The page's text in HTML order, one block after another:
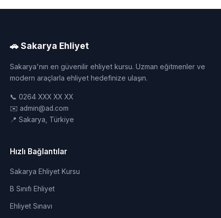
🚗 Sakarya Ehliyet
Sakarya'nın en güvenilir ehliyet kursu. Uzman eğitmenler ve
modern araçlarla ehliyet hedefinize ulaşın.
📞 0264 XXX XX XX
✉️ admin@ad.com
📍 Sakarya, Türkiye
Hızlı Bağlantılar
Sakarya Ehliyet Kursu
B Sınıfı Ehliyet
Ehliyet Sınavı